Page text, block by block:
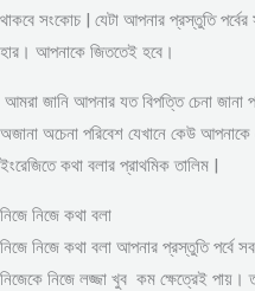
থাকবে সংকোচ | যেটা আপনার প্রস্তুতি
হার। আপনাকে জিততেই হবে।
আমরা জানি আপনার যত বিপত্তি চেনা জানা
অজানা অচেনা পরিবেশ যেখানে কেউ আপনাকে
ইংরেজিতে কথা বলার প্রাথমিক তালিম |
নিজে নিজে কথা বলা
নিজে নিজে কথা বলা আপনার প্রস্তুতি পর্বে
নিজেকে নিজে লজ্জা খুব কম ক্ষেত্রেই পায়।